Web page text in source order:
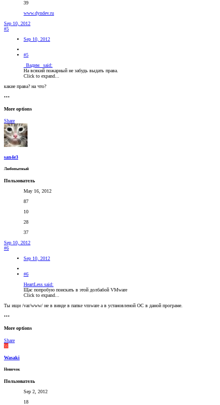
39
www.dyndev.ru
Sep 10, 2012
#5
Sep 10, 2012
#5
_Вадим_ said:
На всякий пожарный не забудь выдать права.
Click to expand...
какие права? на что?
•••
More options
Share
san4e3
Любопытный
Пользователь
May 16, 2012
87
10
28
37
Sep 10, 2012
#6
Sep 10, 2012
#6
HeartLess said:
Щас попробую поискать в этой долбабой VMware
Click to expand...
Ты ищи /var/www/ не в винде в папке vmware а в установленой ОС в даной програме.
•••
More options
Share
W
Wasaki
Новичок
Пользователь
Sep 2, 2012
18